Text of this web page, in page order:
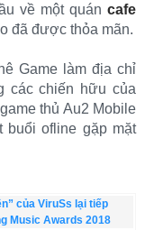
về một quán cafe
đã được thỏa mãn.
Game làm địa chỉ
các chiến hữu của
thủ Au2 Mobile
buổi ofline gặp mặt
của ViruSs lại tiếp
Music Awards 2018